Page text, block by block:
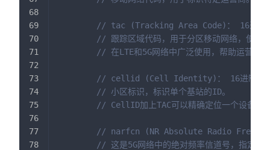
// tac (Tracking Area Code)： 16进制
// 跟踪区域代码，用于分区移动网络，使得
// 在LTE和5G网络中广泛使用，帮助运营商
// cellid (Cell Identity)： 16进制
// 小区标识，标识单个基站的ID。
// CellID加上TAC可以精确定位一个设备所
// narfcn (NR Absolute Radio
// 这是5G网络中的绝对频率信道号，指定了